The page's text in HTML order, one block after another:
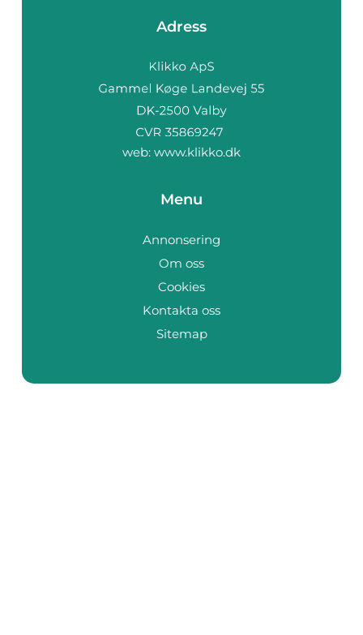
Adress
web: www.klikko.dk
Menu
Annonsering
Om oss
Cookies
Kontakta oss
Sitemap